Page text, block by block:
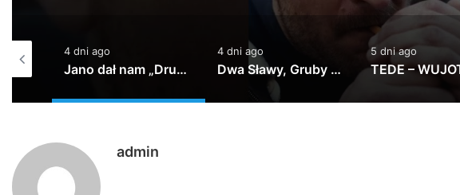
4 dni ago 5 dni ago 7 dni ago
admin